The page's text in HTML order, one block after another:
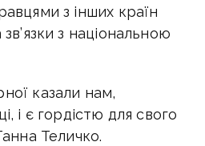
з інших країн
з національною
казали нам,
і є гордістю для свого
Теличко.